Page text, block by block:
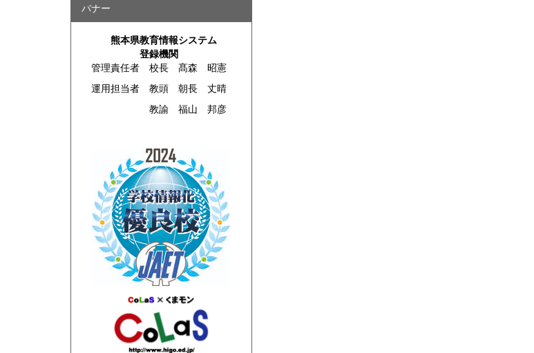
バナー
熊本県教育情報システム
登録機関
管理責任者 校長 髙森 昭憲
運用担当者 教頭 朝長 丈晴
教諭 福山 邦彦